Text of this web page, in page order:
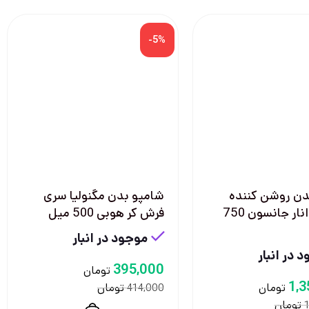
روشن کننده
ویتاریچ انار جانسون 750
در انبار
تومان
تومان
-5%
شامپو بدن مگنولیا سری
فرش کر هوبی 500 میل
موجود در انبار
414,000تومان
395,000 تومان